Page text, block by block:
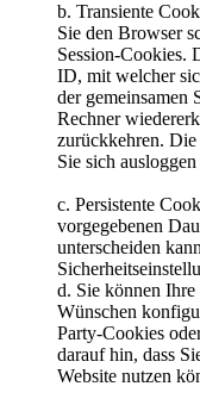
b. Transiente
Sie den Browser
Session-Cookies.
ID, mit welcher
der gemeinsamen
Rechner
zurückkehren. Die
Sie sich
c. Persistente
vorgegebenen
unterscheiden
d. Sie können
Wünschen
Party-Cookies
darauf hin, dass
Website nutzen